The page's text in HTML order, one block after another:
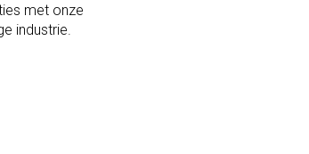
met onze
industrie.